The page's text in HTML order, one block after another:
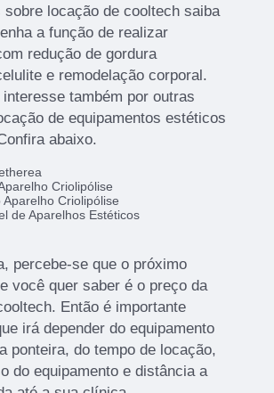
sobre locação de cooltech saiba
a função de realizar
redução de gordura
e remodelação corporal.
interesse também por outras
de equipamentos estéticos
abaixo.
Criolipólise
Aparelho Criolipólise
de Aparelhos Estéticos
percebe-se que o próximo
você quer saber é o preço da
Então é importante
irá depender do equipamento
ponteira, do tempo de locação,
do equipamento e distância a